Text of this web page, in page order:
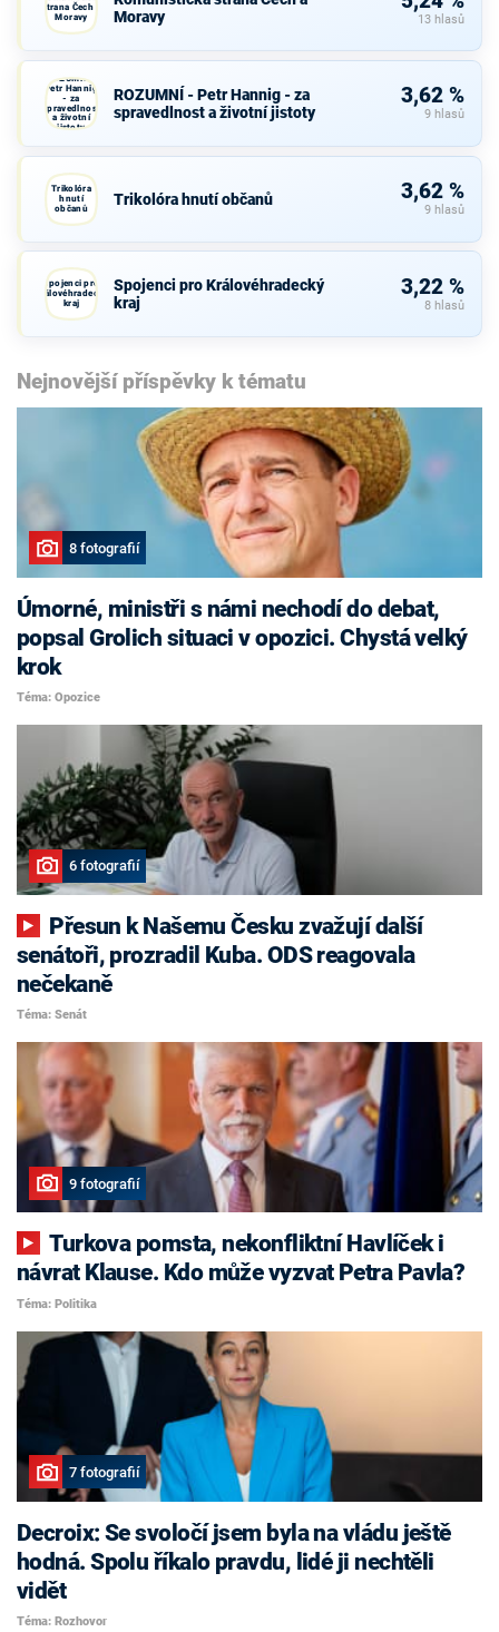
strana Čech a
Moravy
Moravy
13 hlasů
ROZUMNÍ -
Petr Hannig
- za
spravedlnost
a životní
jistoty
ROZUMNÍ - Petr Hannig - za
spravedlnost a životní jistoty
3,62 %
9 hlasů
Trikolóra
hnutí
občanů
Trikolóra hnutí občanů 3,62 %
9 hlasů
Spojenci pro
Královéhradecký
kraj
Spojenci pro Královéhradecký
kraj
3,22 %
8 hlasů
Nejnovější příspěvky k tématu
8 fotografií
Úmorné, ministři s námi nechodí do debat,
popsal Grolich situaci v opozici. Chystá velký
krok
Téma: Opozice
6 fotografií
senátoři, prozradil Kuba. ODS reagovala
nečekaně
Téma: Senát
9 fotografií
Turkova pomsta, nekonfliktní Havlíček i
návrat Klause. Kdo může vyzvat Petra Pavla?
Téma: Politika
7 fotografií
Decroix: Se svoločí jsem byla na vládu ještě
hodná. Spolu říkalo pravdu, lidé ji nechtěli
vidět
Téma: Rozhovor